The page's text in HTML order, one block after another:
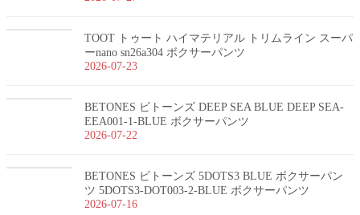
TOOT トゥート ハイマテリアル トリムライン スーパ
ーnano sn26a304 ボクサーパンツ
2026-07-23
BETONES ビトーンズ DEEP SEA BLUE DEEP SEA-
EEA001-1-BLUE ボクサーパンツ
2026-07-22
BETONES ビトーンズ 5DOTS3 BLUE ボクサーパン
ツ 5DOTS3-DOT003-2-BLUE ボクサーパンツ
2026-07-16